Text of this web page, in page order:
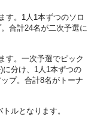
す。1人1本ずつのソロ
合計24名が二次予選に
す。一次予選でピック
に分け、1人1本ずつの
プ。合計8名がトーナ
ルとなります。